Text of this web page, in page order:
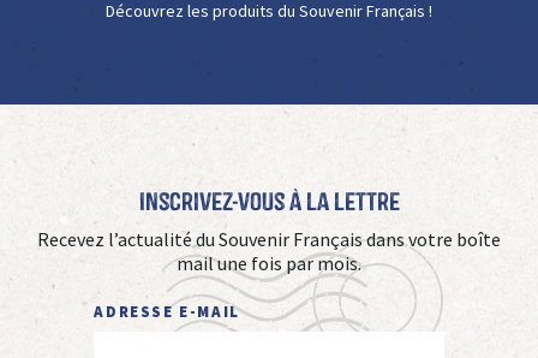
Découvrez les produits du Souvenir Français !
Inscrivez-vous à La Lettre
Recevez l’actualité du Souvenir Français dans votre boîte
mail une fois par mois.
ADRESSE E-MAIL